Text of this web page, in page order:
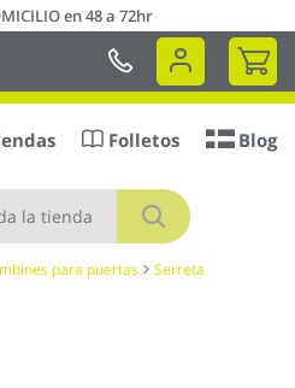
en 48 a 72hr
Mi
Buscar
Folletos Blog
para puertas Serreta